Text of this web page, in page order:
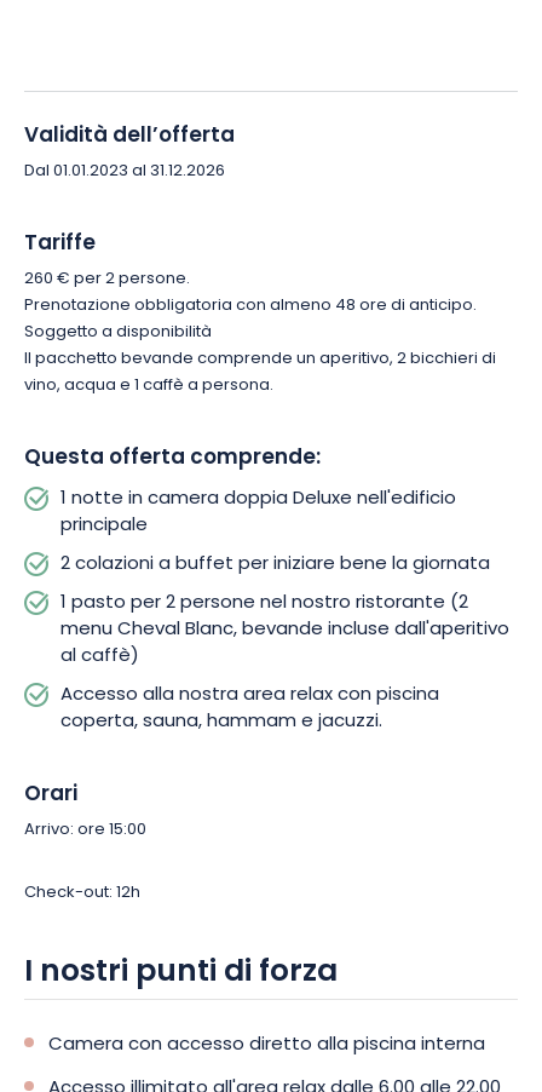
godervi il calore della sauna o dell’hammam per rilassare il
corpo e la mente.
E per tutto il giorno
dalle6.00alle22.00
2 colazioni a buffet e
tradizioni alsaziane.
soggiorno meraviglioso.
Anche le bevande sono incluse,
dall’aperitivo al caffè.
Validità dell’offerta
Dal 01.01.2023 al 31.12.2026
Tariffe
260 € per 2 persone.
Prenotazione obbligatoria con almeno 48 ore di anticipo.
Soggetto a disponibilità
Il pacchetto bevande comprende un aperitivo, 2 bicchieri di
vino, acqua e 1 caffè a persona.
Questa offerta comprende:
1 notte in camera doppia Deluxe nell'edificio
principale
2 colazioni a buffet per iniziare bene la giornata
1 pasto per 2 persone nel nostro ristorante (2
menu Cheval Blanc, bevande incluse dall'aperitivo
al caffè)
Accesso alla nostra area relax con piscina
coperta, sauna, hammam e jacuzzi.
Orari
Arrivo: ore 15:00
Check-out: 12h
I nostri punti di forza
Camera con accesso diretto alla piscina interna